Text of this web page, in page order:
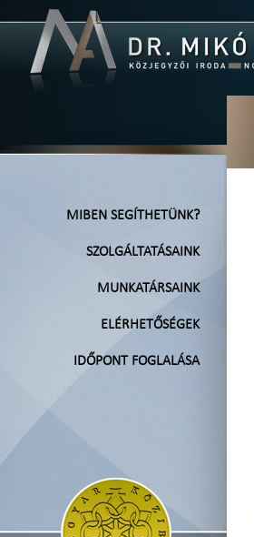
MIBEN SEGÍTHETÜNK?
SZOLGÁLTATÁSAINK
MUNKATÁRSAINK
ELÉRHETŐSÉGEK
IDŐPONT FOGLALÁSA